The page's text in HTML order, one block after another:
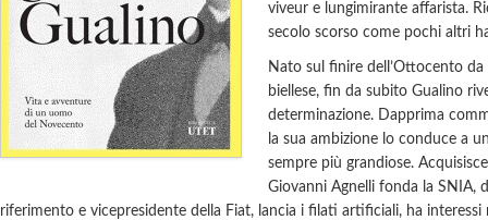
viveur e lungimirante affarista.
secolo scorso come pochi altri
Nato sul finire dell’Ottocento
biellese, fin da subito Gualino
determinazione. Dapprima
la sua ambizione lo conduce a
sempre più grandiose.
Giovanni Agnelli fonda la SNIA,
riferimento e vicepresidente della Fiat, lancia i filati artificiali, ha